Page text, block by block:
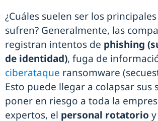
¿Cuáles suelen ser los
sufren? Generalmente, las
registran intentos de phishing
de identidad), fuga de
ciberataque ransomware
Esto puede llegar a colapsar sus
poner en riesgo a toda la
expertos, el personal rotatorio